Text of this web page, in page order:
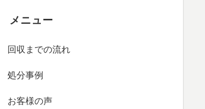
メニュー
回収までの流れ
処分事例
お客様の声